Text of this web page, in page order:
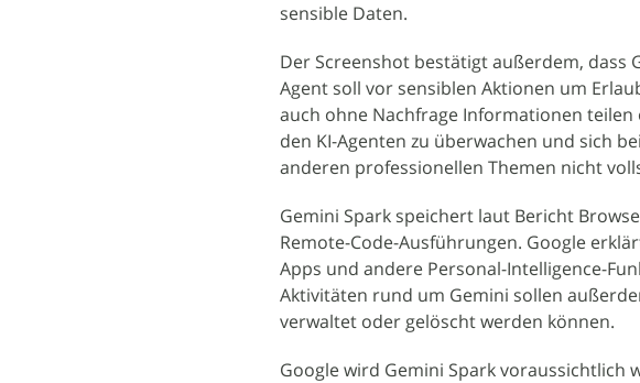
sensible Daten.
Der Screenshot bestätigt außerdem, dass
Agent soll vor sensiblen Aktionen um
auch ohne Nachfrage Informationen
den KI-Agenten zu überwachen und sich
anderen professionellen Themen nicht
Gemini Spark speichert laut Bericht
Remote-Code-Ausführungen. Google
Apps und andere Personal-Intelligence-
Aktivitäten rund um Gemini sollen
verwaltet oder gelöscht werden können.
Google wird Gemini Spark voraussichtlich